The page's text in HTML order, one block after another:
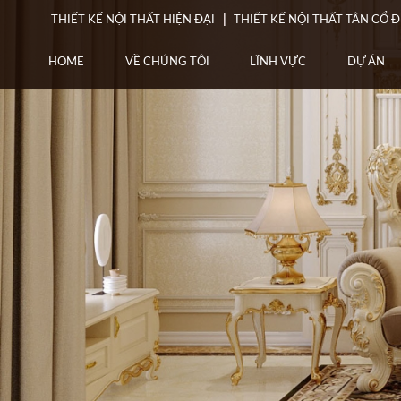
THIẾT KẾ NỘI THẤT HIỆN ĐẠI THIẾT KẾ NỘI THẤT TÂN CỔ
HOME VỀ CHÚNG TÔI LĨNH VỰC DỰ ÁN